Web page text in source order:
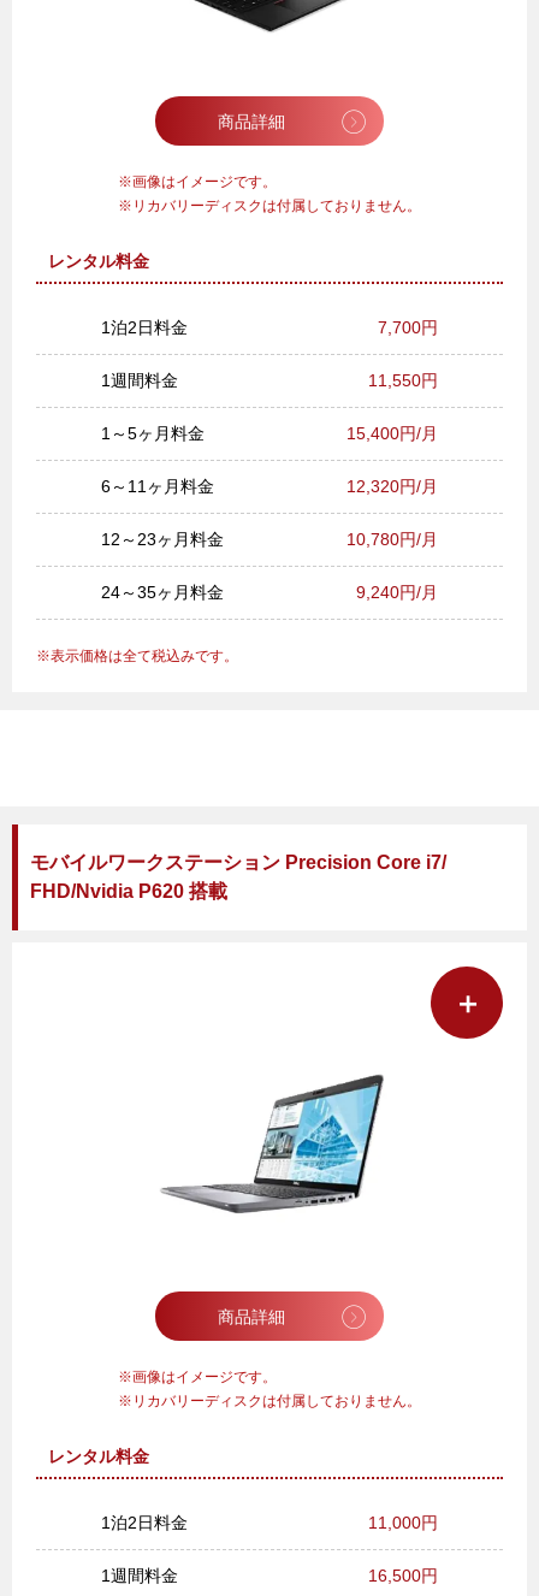
商品詳細
画像はイメージです。
リカバリーディスクは付属しておりません。
レンタル料金
1泊2日料金 7,700円
1週間料金 11,550円
1～5ヶ月料金 15,400円/月
6～11ヶ月料金 12,320円/月
12～23ヶ月料金 10,780円/月
24～35ヶ月料金 9,240円/月
表示価格は全て税込みです。
モバイルワークステーション Precision Core i7/
FHD/Nvidia P620 搭載
＋
商品詳細
画像はイメージです。
リカバリーディスクは付属しておりません。
レンタル料金
1泊2日料金 11,000円
1週間料金 16,500円